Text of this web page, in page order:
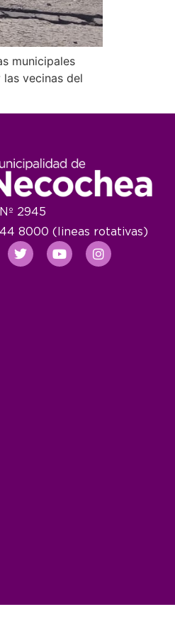
municipales
vecinas del
2945
8000 (lineas rotativas)